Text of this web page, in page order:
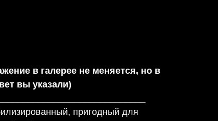
в галерее не меняется, но в
вы указали)
пригодный для